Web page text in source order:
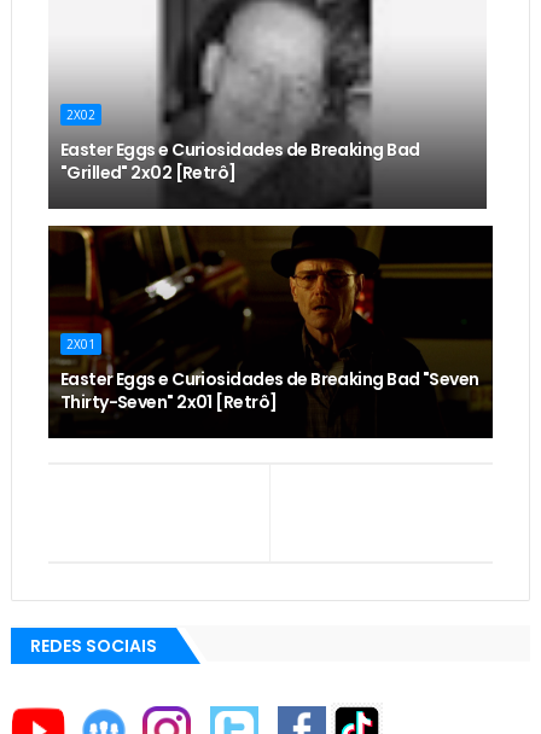
2X02
Easter Eggs e Curiosidades de Breaking Bad
"Grilled" 2x02 [Retrô]
2X01
Easter Eggs e Curiosidades de Breaking Bad "Seven
Thirty-Seven" 2x01 [Retrô]
REDES SOCIAIS